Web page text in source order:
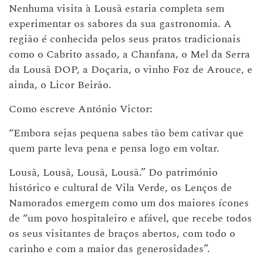
Nenhuma visita à Lousã estaria completa sem
experimentar os sabores da sua gastronomia. A
região é conhecida pelos seus pratos tradicionais
como o Cabrito assado, a Chanfana, o Mel da Serra
da Lousã DOP, a Doçaria, o vinho Foz de Arouce, e
ainda, o Licor Beirão.
Como escreve António Victor:
“Embora sejas pequena sabes tão bem cativar que
quem parte leva pena e pensa logo em voltar.
Lousã, Lousã, Lousã, Lousã.” Do património
histórico e cultural de Vila Verde, os Lenços de
Namorados emergem como um dos maiores ícones
de “um povo hospitaleiro e afável, que recebe todos
os seus visitantes de braços abertos, com todo o
carinho e com a maior das generosidades”.